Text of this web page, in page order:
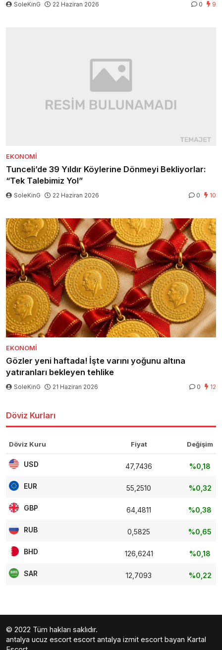
SoleKinG 22 Haziran 2026 0 9
EKONOMI
Tunceli’de 39 Yıldır Köylerine Dönmeyi Bekliyorlar:
“Tek Talebimiz Yol”
SoleKinG 22 Haziran 2026 0 10
EKONOMI
Gözler yeni haftada! İşte varını yoğunu altına
yatıranları bekleyen tehlike
SoleKinG 21 Haziran 2026 0 12
Döviz Kurları
Döviz Kuru Fiyat Değişim
USD 47,7436 %0,18
EUR 55,2510 %0,32
GBP 64,4811 %0,38
RUB 0,5825 %0,65
BHD 126,6241 %0,18
SAR 12,7093 %0,22
© 2022 Tüm hakları saklıdır.
antalya ucuz escort escort antalya izmit escort bayan Kartal